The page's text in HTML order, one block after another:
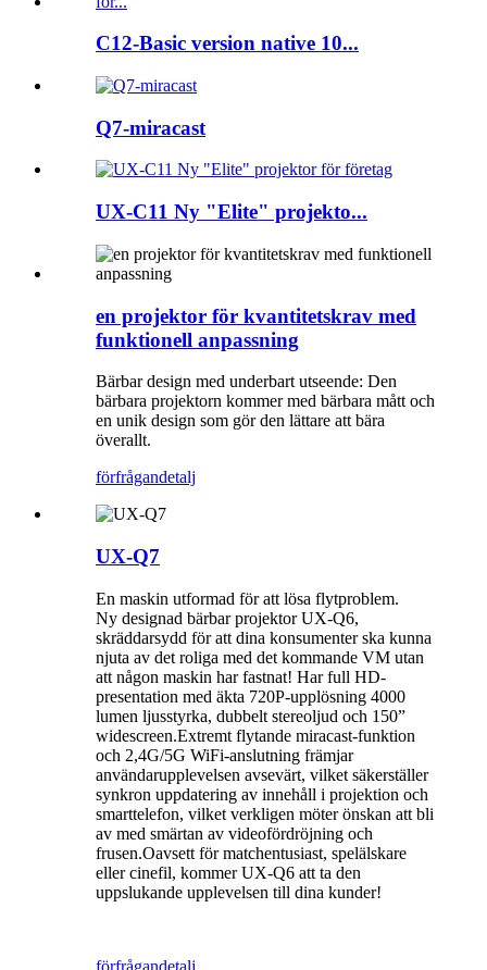
C12-Basic version native 10...
Q7-miracast
UX-C11 Ny "Elite" projekto...
en projektor för kvantitetskrav med
funktionell anpassning
Bärbar design med underbart utseende: Den
bärbara projektorn kommer med bärbara mått och
en unik design som gör den lättare att bära
överallt.
förfrågandetalj
UX-Q7
En maskin utformad för att lösa flytproblem.
Ny designad bärbar projektor UX-Q6,
skräddarsydd för att dina konsumenter ska kunna
njuta av det roliga med det kommande VM utan
att någon maskin har fastnat! Har full HD-
presentation med äkta 720P-upplösning 4000
lumen ljusstyrka, dubbelt stereoljud och 150”
widescreen.Extremt flytande miracast-funktion
och 2,4G/5G WiFi-anslutning främjar
användarupplevelsen avsevärt, vilket säkerställer
synkron uppdatering av innehåll i projektion och
smarttelefon, vilket verkligen möter önskan att bli
av med smärtan av videofördröjning och
frusen.Oavsett för matchentusiast, spelälskare
eller cinefil, kommer UX-Q6 att ta den
uppslukande upplevelsen till dina kunder!
förfrågandetalj